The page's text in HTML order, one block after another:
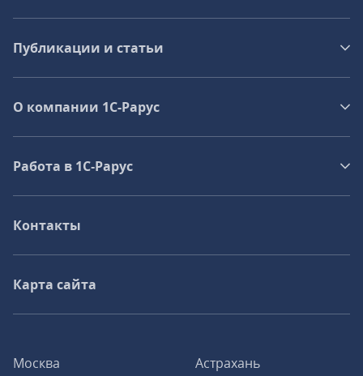
Москва
Астрахань
Публикации и статьи
О компании 1C-Рарус
Работа в 1С‑Рарус
Контакты
Карта сайта